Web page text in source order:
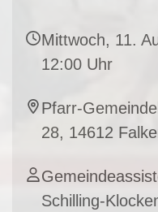
Mittwoch, 11.
12:00 Uhr
Pfarr-
28, 14612
Schilling-